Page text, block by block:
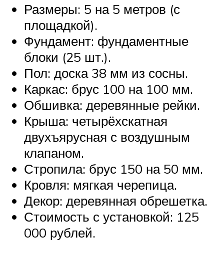
Размеры: 5 на 5 метров (с
площадкой).
Фундамент: фундаментные
блоки (25 шт.).
Пол: доска 38 мм из сосны.
Каркас: брус 100 на 100 мм.
Обшивка: деревянные рейки.
Крыша: четырёхскатная
двухъярусная с воздушным
клапаном.
Стропила: брус 150 на 50 мм.
Кровля: мягкая черепица.
Декор: деревянная обрешетка.
Стоимость с установкой: 125
000 рублей.